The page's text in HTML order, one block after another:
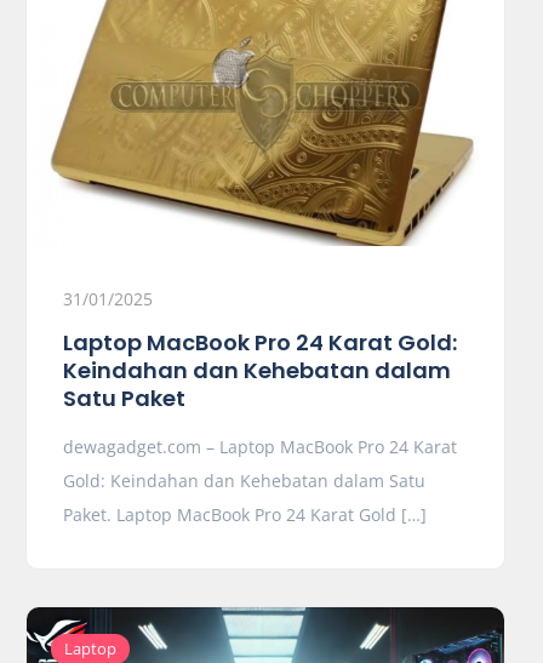
31/01/2025
Laptop MacBook Pro 24 Karat Gold:
Keindahan dan Kehebatan dalam
Satu Paket
dewagadget.com – Laptop MacBook Pro 24 Karat
Gold: Keindahan dan Kehebatan dalam Satu
Paket. Laptop MacBook Pro 24 Karat Gold […]
Laptop